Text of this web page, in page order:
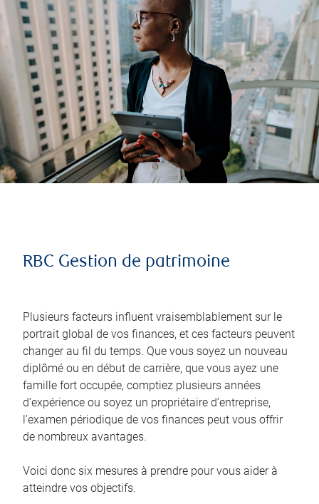
RBC Gestion de patrimoine
Plusieurs facteurs influent vraisemblablement sur le
portrait global de vos finances, et ces facteurs peuvent
changer au fil du temps. Que vous soyez un nouveau
diplômé ou en début de carrière, que vous ayez une
famille fort occupée, comptiez plusieurs années
d’expérience ou soyez un propriétaire d’entreprise,
l’examen périodique de vos finances peut vous offrir
de nombreux avantages.
Voici donc six mesures à prendre pour vous aider à
atteindre vos objectifs.